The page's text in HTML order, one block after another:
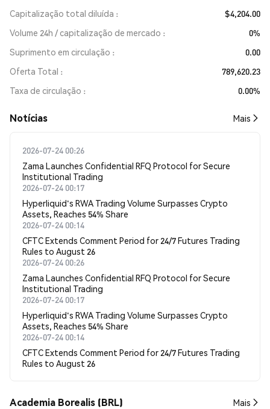
Capitalização total diluída
$4,204.00
Volume 24h / capitalização de mercado
0%
Suprimento em circulação
0.00
Oferta Total
789,620.23
Taxa de circulação
0.00%
​​Notícias​​ Mais
2026-07-24 00:26
Zama Launches Confidential RFQ Protocol for Secure
Institutional Trading
2026-07-24 00:17
Hyperliquid's RWA Trading Volume Surpasses Crypto
Assets, Reaches 54% Share
2026-07-24 00:14
CFTC Extends Comment Period for 24/7 Futures Trading
Rules to August 26
2026-07-24 00:26
Zama Launches Confidential RFQ Protocol for Secure
Institutional Trading
2026-07-24 00:17
Hyperliquid's RWA Trading Volume Surpasses Crypto
Assets, Reaches 54% Share
2026-07-24 00:14
CFTC Extends Comment Period for 24/7 Futures Trading
Rules to August 26
Academia Borealis (BRL) Mais